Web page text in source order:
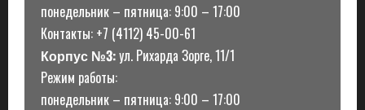
понедельник – пятница: 9:00 – 17:00
Контакты: +7 (4112) 45-00-61
Корпус №3:ул. Рихарда Зорге, 11/1
Режим работы:
понедельник – пятница: 9:00 – 17:00